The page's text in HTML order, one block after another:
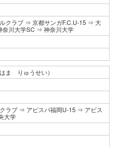
クラブ ⇒ 京都サンガF.C.U-15 ⇒ 大
川大学SC ⇒ 神奈川大学
ま りゅうせい）
ラブ ⇒ アビスパ福岡U-15 ⇒ アビス
大学